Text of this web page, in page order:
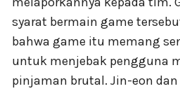
syarat bermain game
bahwa game itu memang
untuk menjebak pengguna
pinjaman brutal. Jin-eon